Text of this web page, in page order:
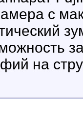
с
на